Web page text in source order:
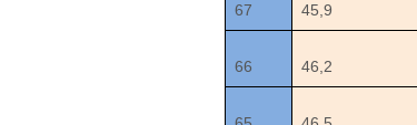
67 45,9
66 46,2